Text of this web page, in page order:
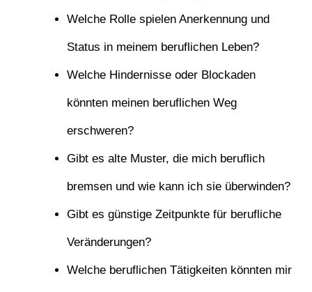
Welche Rolle spielen Anerkennung und
Status in meinem beruflichen Leben?
Welche Hindernisse oder Blockaden
könnten meinen beruflichen Weg
erschweren?
Gibt es alte Muster, die mich beruflich
bremsen und wie kann ich sie überwinden?
Gibt es günstige Zeitpunkte für berufliche
Veränderungen?
Welche beruflichen Tätigkeiten könnten mir